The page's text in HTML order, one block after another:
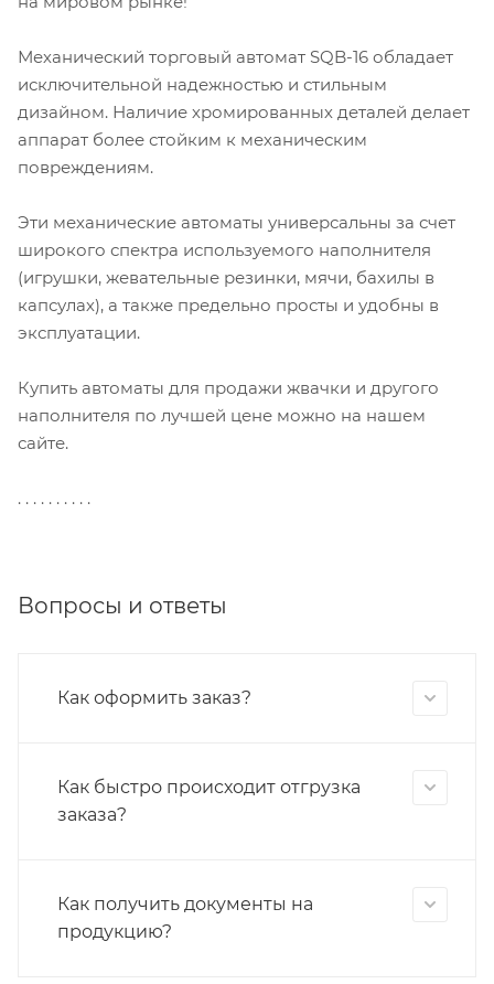
Механический торговый автомат SQB-16 обладает
исключительной надежностью и стильным
дизайном. Наличие хромированных деталей делает
аппарат более стойким к механическим
повреждениям.
Эти механические автоматы универсальны за счет
широкого спектра используемого наполнителя
(игрушки, жевательные резинки, мячи, бахилы в
капсулах), а также предельно просты и удобны в
эксплуатации.
Купить автоматы для продажи жвачки и другого
наполнителя по лучшей цене можно на нашем
сайте.
. . . . . . . . . .
Вопросы и ответы
Как оформить заказ?
Как быстро происходит отгрузка
заказа?
Как получить документы на
продукцию?